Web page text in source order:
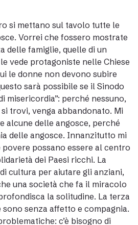
si mettano sul tavolo tutte le
Vorrei che fossero mostrate
delle famiglie, quelle di un
vede protagoniste nelle Chiese
le donne non devono subire
sarà possibile se il Sinodo
misericordia”: perché nessuno,
trovi, venga abbandonato. Mi
alcune delle angosce, perché
delle angosce. Innanzitutto mi
possano essere al centro
dei Paesi ricchi. La
cultura per aiutare gli anziani,
una società che fa il miracolo
la solitudine. La terza
senza affetto e compagnia.
c’è bisogno di